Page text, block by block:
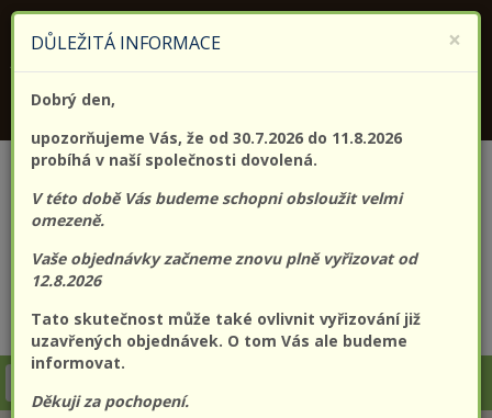
CZK EUR Přihlášení Registrace
×
DŮLEŽITÁ INFORMACE
Dobrý den,
upozorňujeme Vás, že od 30.7.2026 do 11.8.2026
probíhá v naší společnosti dovolená.
V této době Vás budeme schopni obsloužit velmi
omezeně.
Vaše objednávky začneme znovu plně vyřizovat od
12.8.2026
Tato skutečnost může také ovlivnit vyřizování již
uzavřených objednávek. O tom Vás ale budeme
informovat.
Děkuji za pochopení.